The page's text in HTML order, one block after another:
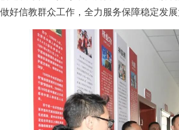
做好信教群众工作，全力服务保障稳定发展